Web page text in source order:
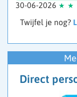
30-06-2026
Twijfel je nog?
Direct